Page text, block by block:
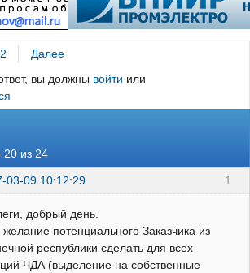
2
Далее
вы должны войти или
из 24
1
03-09 10:12:29
добрый день.
желание потенциального Заказчика из
республики сделать для всех
ЧДА (выделение на собственные